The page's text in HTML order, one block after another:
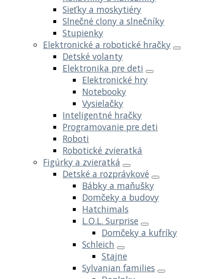
Sieťky a moskytiéry
Slnečné clony a slnečníky
Stupienky
Elektronické a robotické hračky
Detské volanty
Elektronika pre deti
Elektronické hry
Notebooky
Vysielačky
Inteligentné hračky
Programovanie pre deti
Roboti
Robotické zvieratká
Figúrky a zvieratká
Detské a rozprávkové
Bábky a maňušky
Domčeky a budovy
Hatchimals
L.O.L. Surprise
Domčeky a kufríky
Schleich
Stajne
Sylvanian families